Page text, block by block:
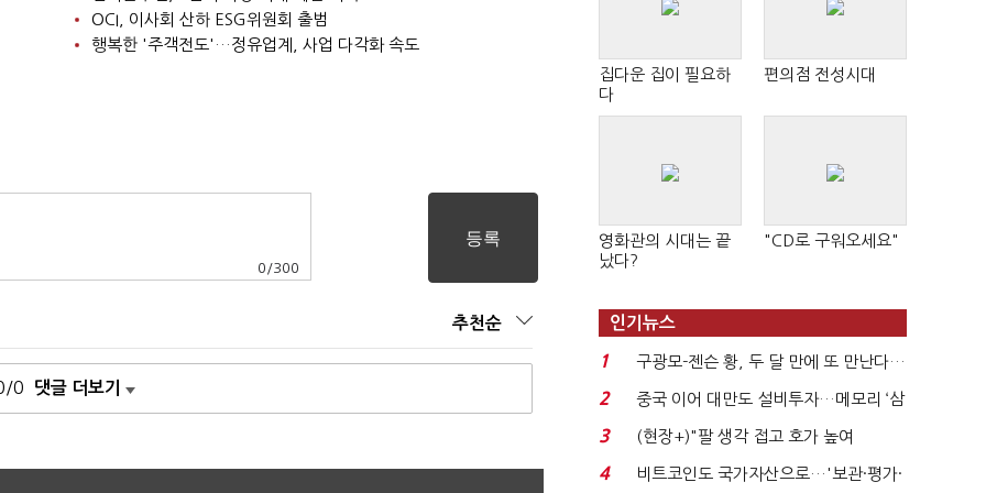
OCI, 이사회 산하 ESG위원회 출범
행복한 '주객전도'…정유업계, 사업 다각화 속도
0 /300
추천순
0 댓글 더보기
집다운 집이 필요하
다
편의점 전성시대
영화관의 시대는 끝
났다?
"CD로 구워오세요"
인기뉴스
1
구광모-젠슨 황, 두 달 만에 또 만난다…
로봇·AI 등 논...
2
중국 이어 대만도 설비투자…메모리 ‘삼
국전쟁’
3
(현장+)"팔 생각 접고 호가 높여
요"…'덜 똘똘한 한 채' 20...
4 비트코인도 국가자산으로…'보관·평가·